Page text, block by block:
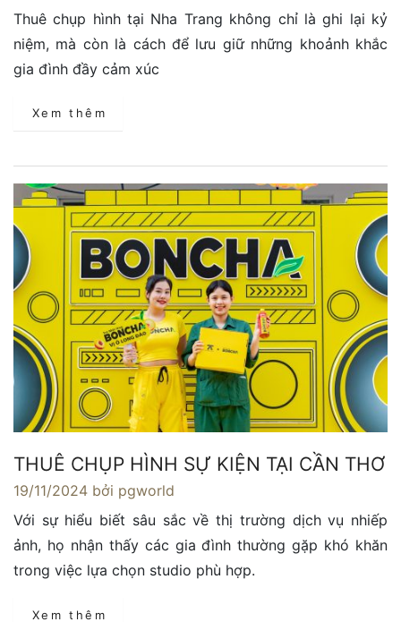
Thuê chụp hình tại Nha Trang không chỉ là ghi lại kỷ
niệm, mà còn là cách để lưu giữ những khoảnh khắc
gia đình đầy cảm xúc
Xem thêm
THUÊ CHỤP HÌNH SỰ KIỆN TẠI CẦN THƠ
19/11/2024 bởi pgworld
Với sự hiểu biết sâu sắc về thị trường dịch vụ nhiếp
ảnh, họ nhận thấy các gia đình thường gặp khó khăn
trong việc lựa chọn studio phù hợp.
Xem thêm